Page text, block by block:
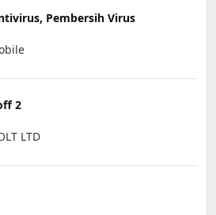
Pembersih Virus
2
LTD